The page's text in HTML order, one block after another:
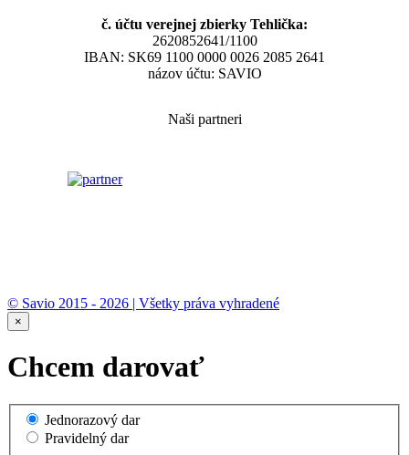
č. účtu verejnej zbierky Tehlička:
2620852641/1100
IBAN: SK69 1100 0000 0026 2085 2641
názov účtu: SAVIO
Naši partneri
© Savio 2015 - 2026 | Všetky práva vyhradené
×
Chcem darovať
Jednorazový dar
Pravidelný dar